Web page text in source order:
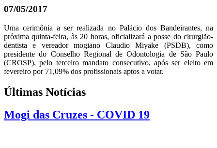
07/05/2017
Uma cerimônia a ser realizada no Palácio dos Bandeirantes, na
próxima quinta-feira, às 20 horas, oficializará a posse do cirurgião-
dentista e vereador mogiano Claudio Miyake (PSDB), como
presidente do Conselho Regional de Odontologia de São Paulo
(CROSP), pelo terceiro mandato consecutivo, após ser eleito em
fevereiro por 71,09% dos profissionais aptos a votar.
Últimas Notícias
Mogi das Cruzes - COVID 19